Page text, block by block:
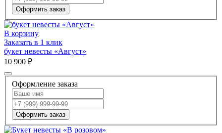
Оформить заказ
В корзину
Заказать в 1 клик
букет невесты «Август»
10 900 ₽
Оформление заказа
Оформить заказ